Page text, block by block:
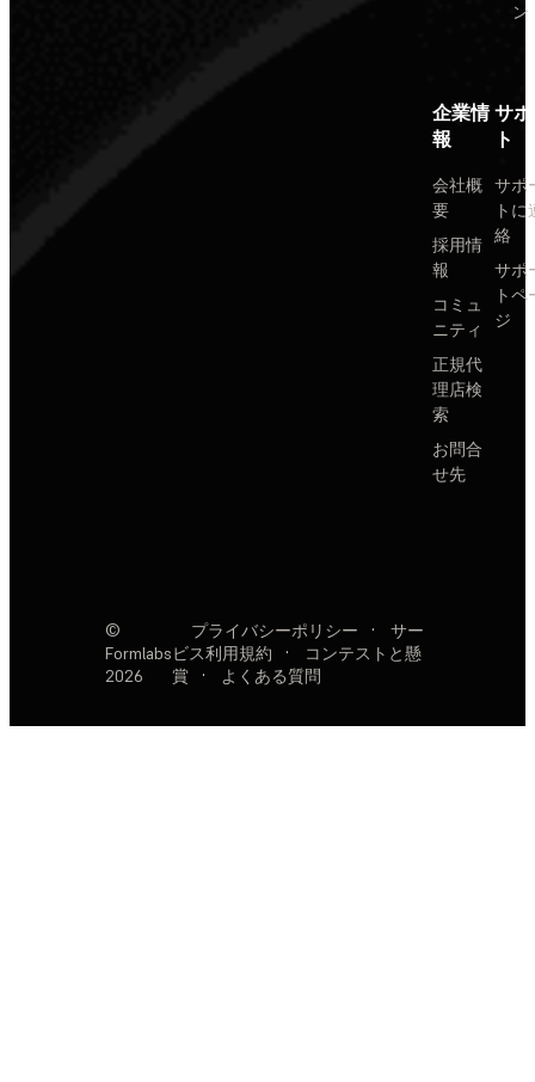
ン
企業情
報
会社概
要
採用情
報
コミュ
ニティ
正規代
理店検
索
お問合
せ先
サ
ト
サポ
トに
絡
サポ
トペ
ジ
©
Formlabs
2026
プライバシーポリシー ·
サー
ビス利用規約
·
コンテストと懸
賞
· よくある質問